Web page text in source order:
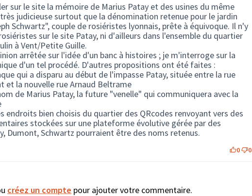
sur le site la mémoire de Marius Patay et des usines du même
judicieuse surtout que la dénomination retenue pour le jardin
Schwartz", couple de rosiéristes lyonnais, prête à équivoque. Il n'y
sur le site Patay, ni d'ailleurs dans l'ensemble du quartier
à Vent/Petite Guille.
arrêtée sur l'idée d'un banc à histoires ; je m'interroge sur la
d'un tel procédé. D'autres propositions ont été faites :
qui a disparu au début de l'impasse Patay, située entre la rue
et la nouvelle rue Arnaud Beltrame
de Marius Patay, la future "venelle" qui communiquera avec la
endroits bien choisis du quartier des QRcodes renvoyant vers des
stockées sur une plateforme évolutive gérée par des
Dumont, Schwartz pourraient être des noms retenus.
0 0
créez un compte pour ajouter votre commentaire.